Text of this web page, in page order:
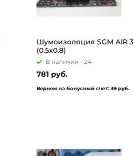
Шумоизоляция SGM AIR 3
(0.5x0.8)
В наличии - 24
781 руб.
Вернем на бонусный счет: 39 руб.